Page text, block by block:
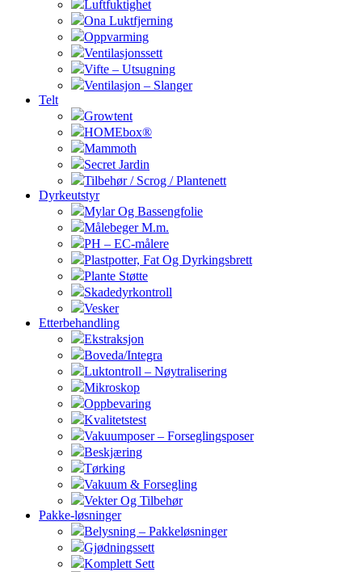
Luftfuktighet
Ona Luktfjerning
Oppvarming
Ventilasjonssett
Vifte – Utsugning
Ventilasjon – Slanger
Telt
Growtent
HOMEbox®
Mammoth
Secret Jardin
Tilbehør / Scrog / Plantenett
Dyrkeutstyr
Mylar Og Bassengfolie
Målebeger M.m.
PH – EC-målere
Plastpotter, Fat Og Dyrkingsbrett
Plante Støtte
Skadedyrkontroll
Vesker
Etterbehandling
Ekstraksjon
Boveda/Integra
Luktontroll – Nøytralisering
Mikroskop
Oppbevaring
Kvalitetstest
Vakuumposer – Forseglingsposer
Beskjæring
Tørking
Vakuum & Forsegling
Vekter Og Tilbehør
Pakke-løsninger
Belysning – Pakkeløsninger
Gjødningssett
Komplett Sett